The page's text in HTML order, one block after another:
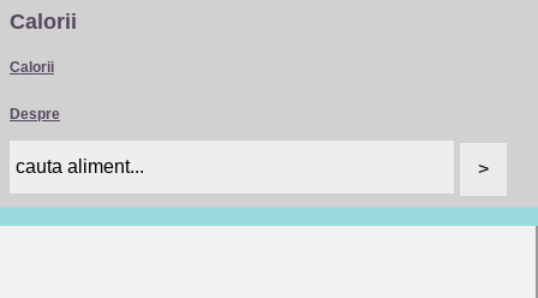
Calorii
Calorii
Despre